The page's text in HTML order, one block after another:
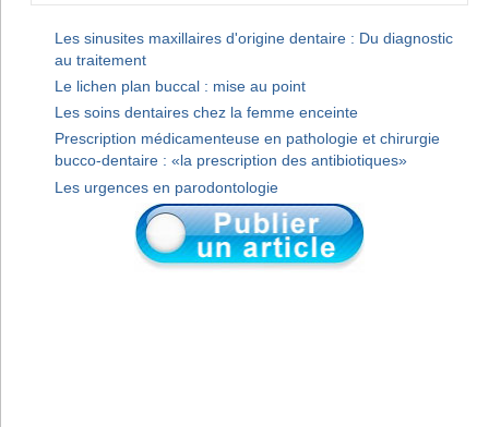
Les sinusites maxillaires d'origine dentaire : Du diagnostic
au traitement
Le lichen plan buccal : mise au point
Les soins dentaires chez la femme enceinte
Prescription médicamenteuse en pathologie et chirurgie
bucco-dentaire : «la prescription des antibiotiques»
Les urgences en parodontologie